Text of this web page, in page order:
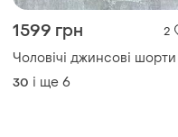
Новинка чоловічі
шорти
30 і ще 6